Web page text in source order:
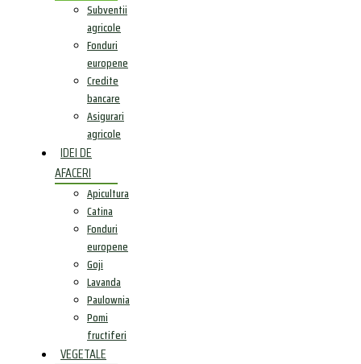
Subventii
agricole
Fonduri
europene
Credite
bancare
Asigurari
agricole
IDEI DE
AFACERI
Apicultura
Catina
Fonduri
europene
Goji
Lavanda
Paulownia
Pomi
fructiferi
VEGETALE